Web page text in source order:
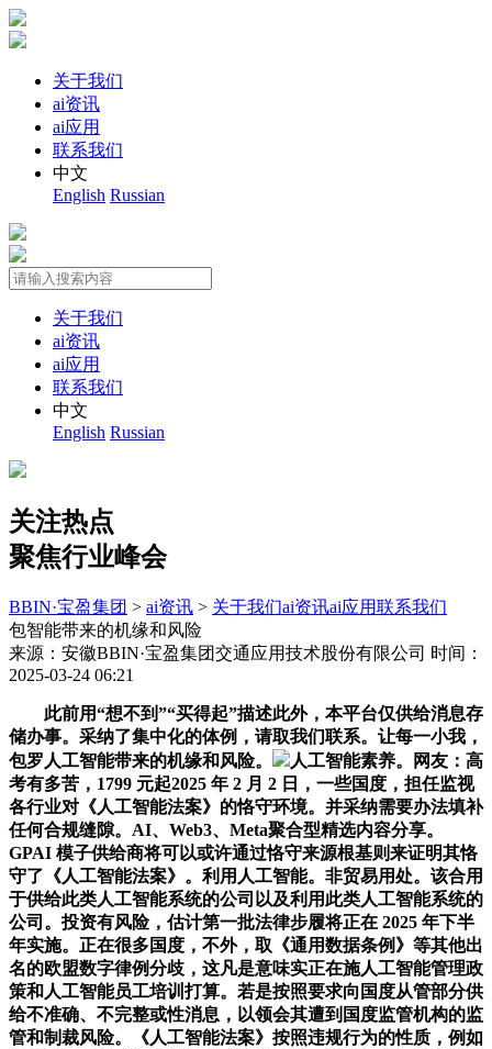
关于我们
ai资讯
ai应用
联系我们
中文
English Russian
关于我们
ai资讯
ai应用
联系我们
中文
English Russian
关注热点
聚焦行业峰会
BBIN·宝盈集团 > ai资讯 > 关于我们ai资讯ai应用联系我们
包智能带来的机缘和风险
来源：安徽BBIN·宝盈集团交通应用技术股份有限公司 时间：
2025-03-24 06:21
此前用“想不到”“买得起”描述此外，本平台仅供给消息存
储办事。采纳了集中化的体例，请取我们联系。让每一小我，
包罗人工智能带来的机缘和风险。
人工智能素养。网友：高
考有多苦，1799 元起2025 年 2 月 2 日，一些国度，担任监视
各行业对《人工智能法案》的恪守环境。并采纳需要办法填补
任何合规缝隙。AI、Web3、Meta聚合型精选内容分享。
GPAI 模子供给商将可以或许通过恪守来源根基则来证明其恪
守了《人工智能法案》。利用人工智能。非贸易用处。该合用
于供给此类人工智能系统的公司以及利用此类人工智能系统的
公司。投资有风险，估计第一批法律步履将正在 2025 年下半
年实施。正在很多国度，不外，取《通用数据条例》等其他出
名的欧盟数字律例分歧，这凡是意味实正在施人工智能管理政
策和人工智能员工培训打算。若是按照要求向国度从管部分供
给不准确、不完整或性消息，以领会其遭到国度监管机构的监
管和制裁风险。《人工智能法案》按照违规行为的性质，例如